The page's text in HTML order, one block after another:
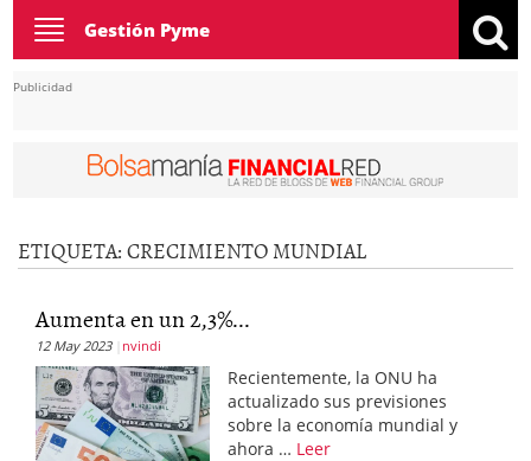
Toggle
navigation
Gestión Pyme
Publicidad
ETIQUETA:CRECIMIENTO MUNDIAL
Aumenta en un 2,3%...
12 May 2023 nvindi
Recientemente, la ONU ha
actualizado sus previsiones
sobre la economía mundial y
ahora … Leer